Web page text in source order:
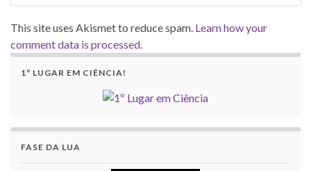
This site uses Akismet to reduce spam. Learn how your
comment data is processed.
1º LUGAR EM CIÊNCIA!
FASE DA LUA